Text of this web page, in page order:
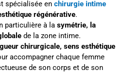
spécialisée en chirurgie intime
régénérative.
particulière à la symétrie, la
de la zone intime.
chirurgicale, sens esthétique
accompagner chaque femme
de son corps et de son